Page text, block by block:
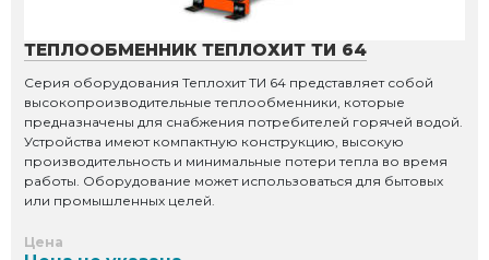
ТЕПЛООБМЕННИК ТЕПЛОХИТ ТИ 64
Серия оборудования Теплохит ТИ 64 представляет собой
высокопроизводительные теплообменники, которые
предназначены для снабжения потребителей горячей водой.
Устройства имеют компактную конструкцию, высокую
производительность и минимальные потери тепла во время
работы. Оборудование может использоваться для бытовых
или промышленных целей.
Цена